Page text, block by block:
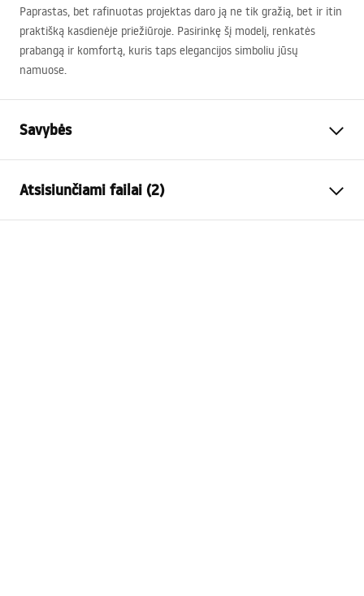
Paprastas, bet rafinuotas projektas daro ją ne tik gražią, bet ir itin
praktišką kasdienėje priežiūroje. Pasirinkę šį modelį, renkatės
prabangą ir komfortą, kuris taps elegancijos simboliu jūsų
namuose.
Savybės
Plotis (mm)
Aukštis (mm)
8mm
Atsisiunčiami failai (2)